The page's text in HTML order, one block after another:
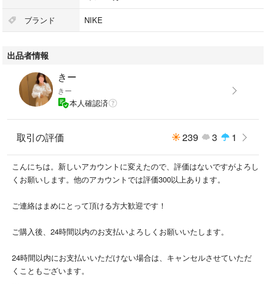
プロフィールもご確認よろしくお願い申し上げます。
ブランド NIKE
出品者情報
きー
きー
本人確認済
取引の評価 239 3 1
こんにちは。新しいアカウントに変えたので、評価はないですがよろし
くお願いします。他のアカウントでは評価300以上あります。
ご連絡はまめにとって頂ける方大歓迎です！
ご購入後、24時間以内のお支払いよろしくお願いいたします。
24時間以内にお支払いいただけない場合は、キャンセルさせていただ
くこともございます。